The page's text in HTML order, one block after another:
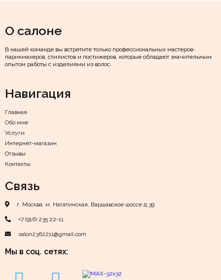
О салоне
В нашей команде вы встретите только профессиональных мастеров-
парикмахеров, стилистов и постижеров, которые обладают значительным
опытом работы с изделиями из волос.
Навигация
Главная
Обо мне
Услуги
Интернет-магазин
Отзывы
Контакты
Связь
г. Москва, м. Нагатинская, Варшавское шоссе д.39
+7 (916) 235 22-11
salon2362211@gmail.com
Мы в соц. сетях: